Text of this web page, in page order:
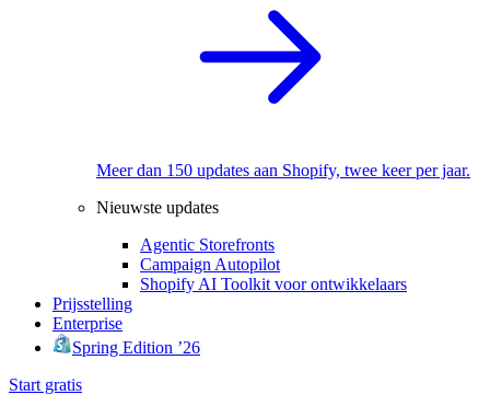
Meer dan 150 updates aan Shopify, twee keer per jaar.
Nieuwste updates
Agentic Storefronts
Campaign Autopilot
Shopify AI Toolkit voor ontwikkelaars
Prijsstelling
Enterprise
Spring Edition ’26
Start gratis